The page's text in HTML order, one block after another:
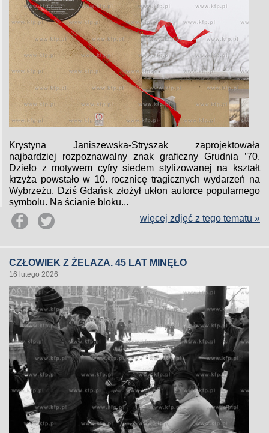
Krystyna Janiszewska-Stryszak zaprojektowała
najbardziej rozpoznawalny znak graficzny Grudnia ’70.
Dzieło z motywem cyfry siedem stylizowanej na kształt
krzyża powstało w 10. rocznicę tragicznych wydarzeń na
Wybrzeżu. Dziś Gdańsk złożył ukłon autorce popularnego
symbolu. Na ścianie bloku...
więcej zdjęć z tego tematu »
CZŁOWIEK Z ŻELAZA. 45 LAT MINĘŁO
16 lutego 2026